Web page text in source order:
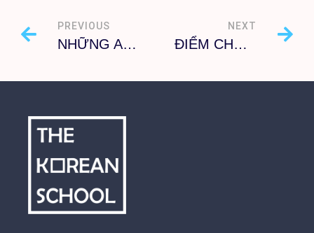
PREVIOUS
NHỮNG APP TỰ HỌC TIẾNG HÀN HIỆU QUẢ
NEXT
ĐIỂM CHUẨN CÁC TRƯỜNG ĐÀO TẠO TIẾNG HÀN NHỮNG NĂM GẦN ĐÂY